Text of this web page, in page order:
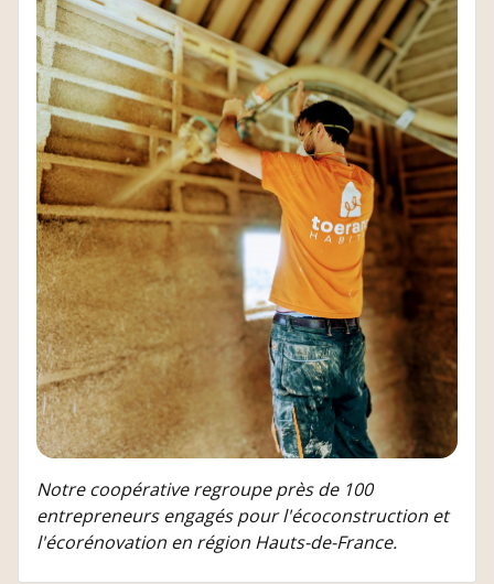
Notre coopérative regroupe près de 100
entrepreneurs engagés pour l'écoconstruction et
l'écorénovation en région Hauts-de-France.